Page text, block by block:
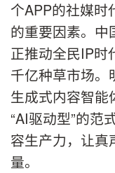
个APP的社媒时
的重要因素。中
正推动全民IP时
千亿种草市场。
生成式内容智能
“AI驱动型”的范
容生产力，让真
量。